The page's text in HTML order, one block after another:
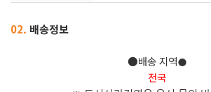
02. 배송정보
●배송 지역●
전국